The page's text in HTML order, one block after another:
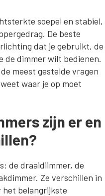
soepel en stabiel,
De beste
dat je gebruikt, de
de dimmer wilt bedienen.
meest gestelde vragen
waar je op moet
zijn er en
de draaidiimmer, de
Ze verschillen in
het belangrijkste